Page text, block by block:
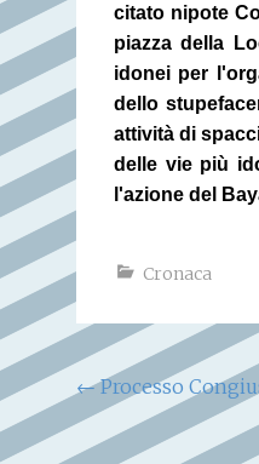
citato nipote
piazza della
idonei per
dello
attività di
delle vie più
l'azione del
Cronaca
Navigazione
articoli
←Processo